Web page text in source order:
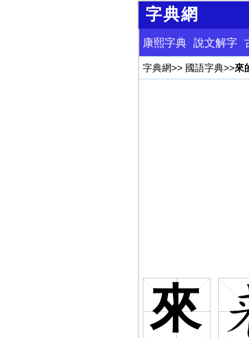
字典網
康熙字典 說文解字
字典網>> 國語字典>>來
來